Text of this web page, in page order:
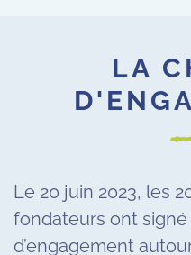
LA
Le 20 juin 2023, les
fondateurs ont
d’engagement